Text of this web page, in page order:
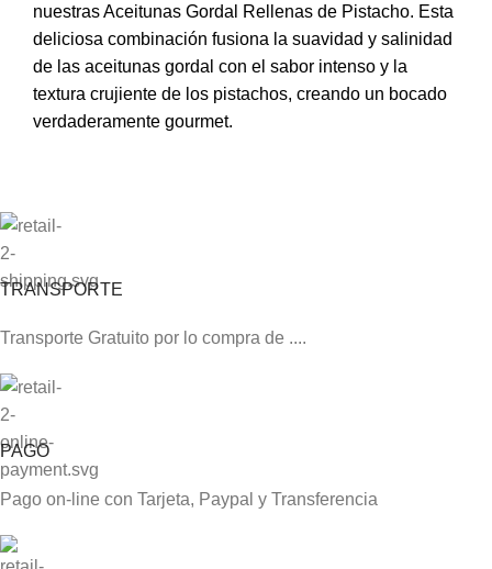
nuestras Aceitunas Gordal Rellenas de Pistacho. Esta
deliciosa combinación fusiona la suavidad y salinidad
de las aceitunas gordal con el sabor intenso y la
textura crujiente de los pistachos, creando un bocado
verdaderamente gourmet.
TRANSPORTE
Transporte Gratuito por lo compra de ....
PAGO
Pago on-line con Tarjeta, Paypal y Transferencia